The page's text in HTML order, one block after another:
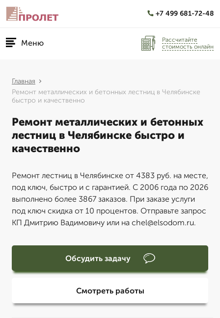
+7 499 681-72-48
Меню
Рассчитайте
стоимость онлайн
Главная
Ремонт металлических и бетонных лестниц в Челябинске
быстро и качественно
Ремонт металлических и бетонных
лестниц в Челябинске быстро и
качественно
Ремонт лестниц в Челябинске от 4383 руб. на месте,
под ключ, быстро и с гарантией. С 2006 года по 2026
выполнено более 3867 заказов. При заказе услуги
под ключ скидка от 10 процентов. Отправьте запрос
КП Дмитрию Вадимовичу или на chel@elsodom.ru.
Обсудить задачу
Смотреть работы